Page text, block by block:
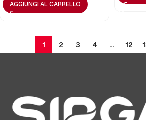
AGGIUNGI AL CARRELLO
1 2 3 4 … 12